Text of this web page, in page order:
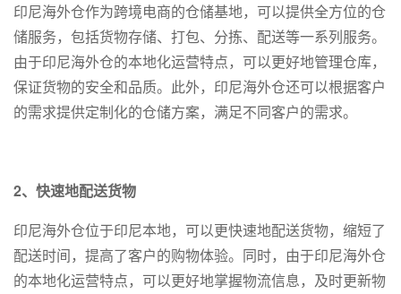
印尼海外仓作为跨境电商的仓储基地，可以提供全方位的仓
储服务，包括货物存储、打包、分拣、配送等一系列服务。
由于印尼海外仓的本地化运营特点，可以更好地管理仓库，
保证货物的安全和品质。此外，印尼海外仓还可以根据客户
的需求提供定制化的仓储方案，满足不同客户的需求。
2、快速地配送货物
印尼海外仓位于印尼本地，可以更快速地配送货物，缩短了
配送时间，提高了客户的购物体验。同时，由于印尼海外仓
的本地化运营特点，可以更好地掌握物流信息，及时更新物